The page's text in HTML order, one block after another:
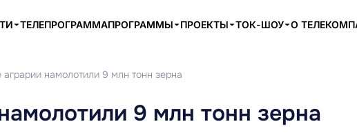
ТЕЛЕПРОГРАММАПРОГРАММЫ ПРОЕКТЫ ТОК-ШОУ О
аграрии намолотили 9 млн тонн зерна
9 млн тонн зерна